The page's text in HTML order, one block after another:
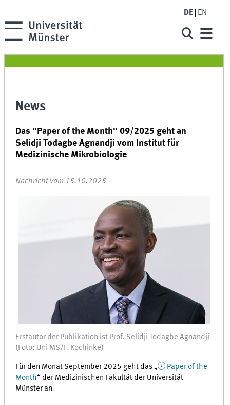
DE EN
News
Das "Paper of the Month" 09/2025 geht an
Selidji Todagbe Agnandji vom Institut für
Medizinische Mikrobiologie
Nachricht vom 15.10.2025
Erstautor der Publikation ist Prof. Selidji Todagbe Agnandji
(Foto: Uni MS/F. Kochinke)
Für den Monat September 2025 geht das „
Paper of the
Month“ der Medizinischen Fakultät der Universität
Münster an